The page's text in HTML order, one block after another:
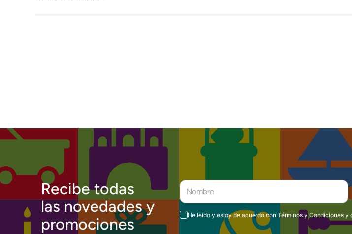
Recibe todas
las novedades y
promociones
He leído y estoy de acuerdo con Términos y Condiciones y